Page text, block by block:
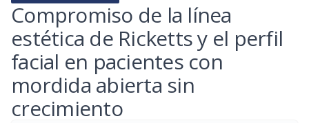
Compromiso de la línea
estética de Ricketts y el perfil
facial en pacientes con
mordida abierta sin
crecimiento